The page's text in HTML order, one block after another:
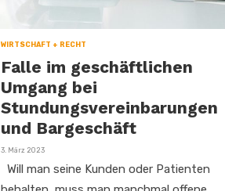
WIRTSCHAFT + RECHT
Falle im geschäftlichen
Umgang bei
Stundungsvereinbarungen
und Bargeschäft
Veröffentlicht
3. März 2023
Will man seine Kunden oder Patienten